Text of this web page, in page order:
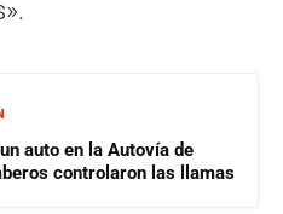
auto en la Autovía de
controlaron las llamas